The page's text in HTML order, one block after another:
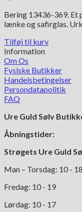
Bering 13436-369. Et
lænke og safirglas.
Tilføj til kurv
Information
Om Os
Fysiske Butikker
Handelsbetingelser
Persondatapolitik
FAQ
Ure Guld Sølv
Åbningstider:
Strøgets Ure Guld
Man – Torsdag: 10 - 18
Fredag: 10 - 19
Lørdag: 10 - 17